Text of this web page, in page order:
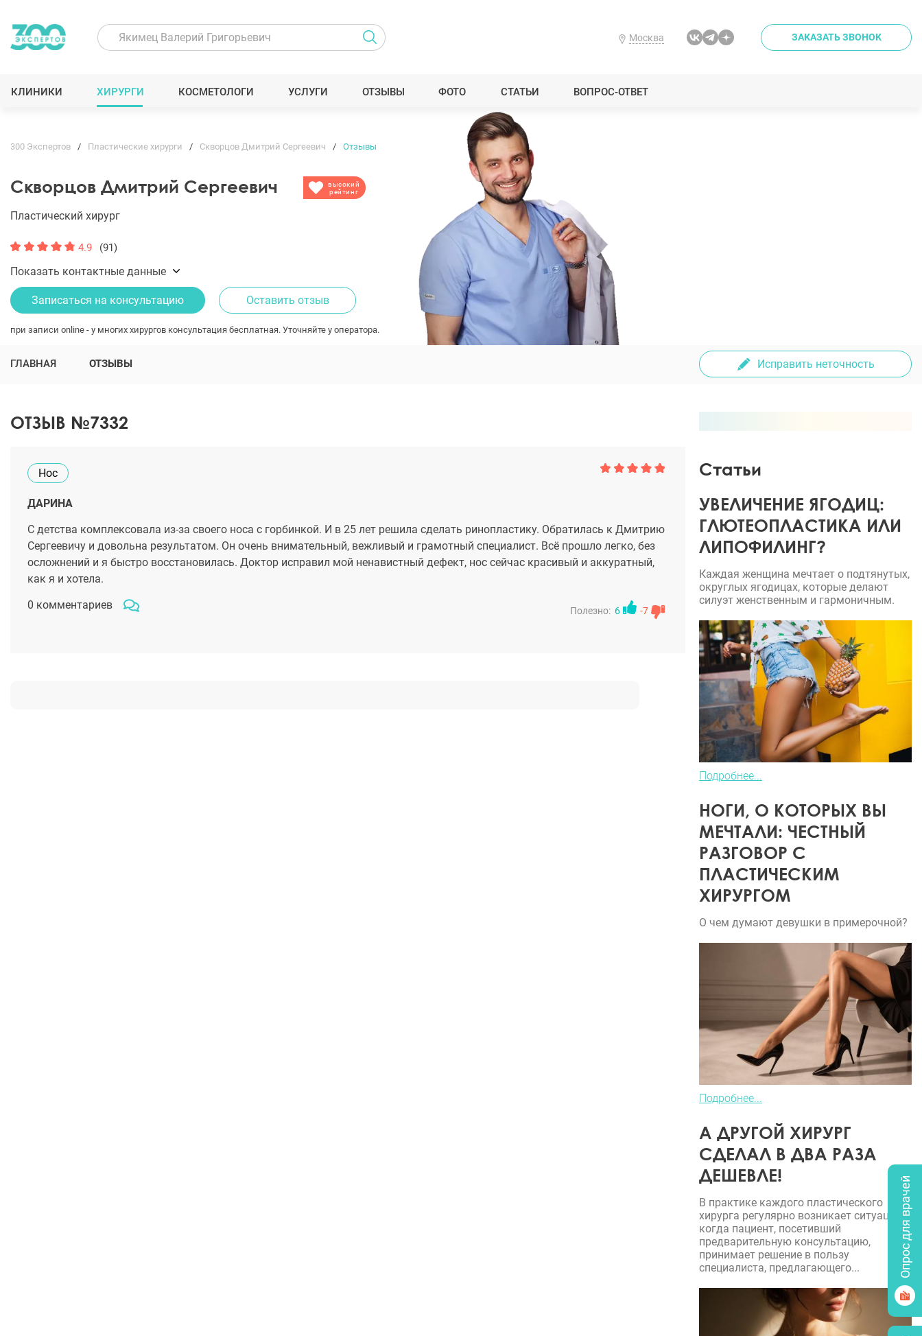
Москва ЗАКАЗАТЬ ЗВОНОК
КЛИНИКИ ХИРУРГИ КОСМЕТОЛОГИ УСЛУГИ ОТЗЫВЫ ФОТО СТАТЬИ ВОПРОС-ОТВЕТ
300 Экспертов Пластические хирурги Скворцов Дмитрий Сергеевич Отзывы
Скворцов Дмитрий Сергеевич
высокий
рейтинг
Пластический хирург
4.9 (91)
Показать контактные данные
Записаться на консультацию Оставить отзыв
при записи online - у многих хирургов консультация бесплатная. Уточняйте у оператора.
ГЛАВНАЯ ОТЗЫВЫ Исправить неточность
ОТЗЫВ №7332
Нос
ДАРИНА
С детства комплексовала из-за своего носа с горбинкой. И в 25 лет решила сделать ринопластику. Обратилась к Дмитрию
Сергеевичу и довольна результатом. Он очень внимательный, вежливый и грамотный специалист. Всё прошло легко, без
осложнений и я быстро восстановилась. Доктор исправил мой ненавистный дефект, нос сейчас красивый и аккуратный,
как я и хотела.
0 комментариев
Полезно: 6 -7
Статьи
УВЕЛИЧЕНИЕ ЯГОДИЦ:
ГЛЮТЕОПЛАСТИКА ИЛИ
ЛИПОФИЛИНГ?
Каждая женщина мечтает о подтянутых,
округлых ягодицах, которые делают
силуэт женственным и гармоничным.
Подробнее...
НОГИ, О КОТОРЫХ ВЫ
МЕЧТАЛИ: ЧЕСТНЫЙ
РАЗГОВОР С
ПЛАСТИЧЕСКИМ
ХИРУРГОМ
О чем думают девушки в примерочной?
Подробнее...
А ДРУГОЙ ХИРУРГ
СДЕЛАЛ В ДВА РАЗА
ДЕШЕВЛЕ!
В практике каждого пластического
хирурга регулярно возникает ситуация,
когда пациент, посетивший
предварительную консультацию,
принимает решение в пользу
специалиста, предлагающего...
Опрос для врачей